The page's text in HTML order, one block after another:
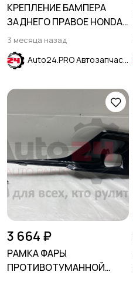
КРЕПЛЕНИЕ БАМПЕРА
ЗАДНЕГО ПРАВОЕ HONDA
CIVIC XI 2021-2024
3 месяца назад
Auto24.PRO Автозапчасти
3 664 ₽
РАМКА ФАРЫ
ПРОТИВОТУМАННОЙ